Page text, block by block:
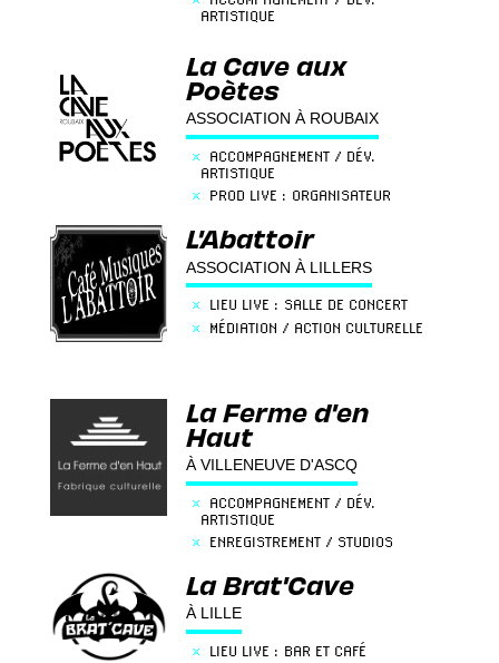
ARTISTIQUE
×LIEU LIVE : SALLE DE CONCERT
×MÉDIATION / ACTION CULTURELLE
La Cave aux
Poètes
ASSOCIATION À ROUBAIX
× ACCOMPAGNEMENT / DÉV.
ARTISTIQUE
× PROD LIVE : ORGANISATEUR
×MÉDIATION / ACTION CULTURELLE
L'Abattoir
ASSOCIATION À LILLERS
× LIEU LIVE : SALLE DE CONCERT
× MÉDIATION / ACTION CULTURELLE
La Ferme d'en
Haut
À VILLENEUVE D'ASCQ
× ACCOMPAGNEMENT / DÉV.
ARTISTIQUE
× ENREGISTREMENT / STUDIOS
×LIEU LIVE : SALLE DE CONCERT
× MÉDIATION / ACTION CULTURELLE
La Brat'Cave
À LILLE
× LIEU LIVE : BAR ET CAFÉ